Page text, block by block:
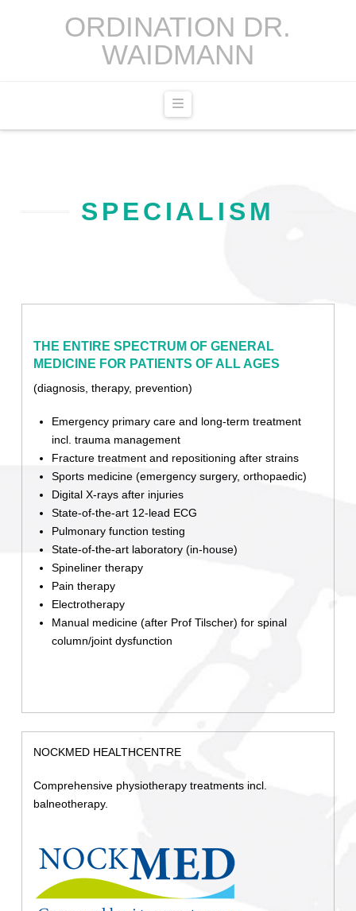
ORDINATION DR.
WAIDMANN
Navigation
SPECIALISM
THE ENTIRE SPECTRUM OF GENERAL
MEDICINE FOR PATIENTS OF ALL AGES
(diagnosis, therapy, prevention)
Emergency primary care and long-term treatment
incl. trauma management
Fracture treatment and repositioning after strains
Sports medicine (emergency surgery, orthopaedic)
Digital X-rays after injuries
State-of-the-art 12-lead ECG
Pulmonary function testing
State-of-the-art laboratory (in-house)
Spineliner therapy
Pain therapy
Electrotherapy
Manual medicine (after Prof Tilscher) for spinal
column/joint dysfunction
NOCKMED HEALTHCENTRE
Comprehensive physiotherapy treatments incl.
balneotherapy.